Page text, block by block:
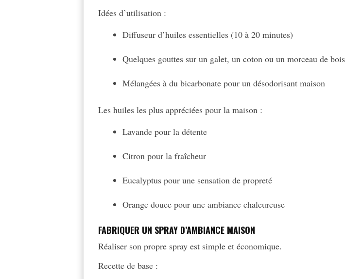
Idées d’utilisation :
Diffuseur d’huiles essentielles (10 à 20 minutes)
Quelques gouttes sur un galet, un coton ou un morceau de bois
Mélangées à du bicarbonate pour un désodorisant maison
Les huiles les plus appréciées pour la maison :
Lavande pour la détente
Citron pour la fraîcheur
Eucalyptus pour une sensation de propreté
Orange douce pour une ambiance chaleureuse
FABRIQUER UN SPRAY D’AMBIANCE MAISON
Réaliser son propre spray est simple et économique.
Recette de base :